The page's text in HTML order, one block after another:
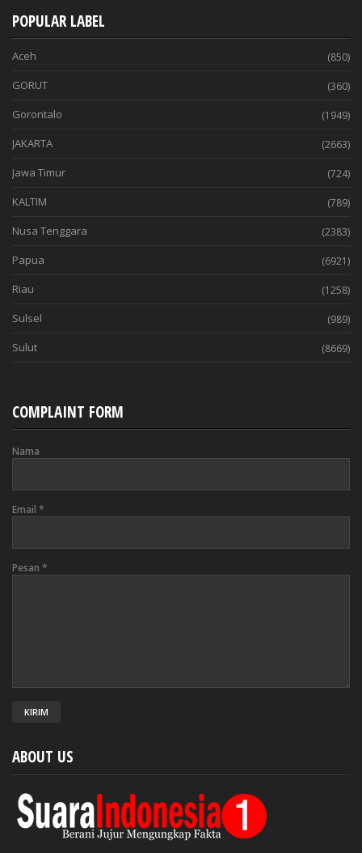
POPULAR LABEL
Aceh (850)
GORUT (360)
Gorontalo (1949)
JAKARTA (2663)
Jawa Timur (724)
KALTIM (789)
Nusa Tenggara (2383)
Papua (6921)
Riau (1258)
Sulsel (989)
Sulut (8669)
COMPLAINT FORM
Nama
Email *
Pesan *
ABOUT US